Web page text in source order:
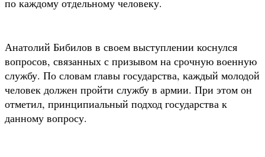
Анатолий Бибилов в своем выступлении коснулся
вопросов, связанных с призывом на срочную военную
службу. По словам главы государства, каждый молодой
человек должен пройти службу в армии. При этом он
отметил, принципиальный подход государства к
данному вопросу.